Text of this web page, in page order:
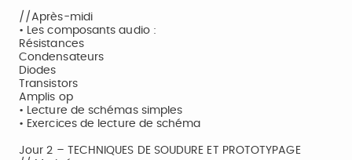
//Après-midi
• Les composants audio :
Résistances
Condensateurs
Diodes
Transistors
Amplis op
• Lecture de schémas simples
• Exercices de lecture de schéma
Jour 2 – TECHNIQUES DE SOUDURE ET PROTOTYPAGE